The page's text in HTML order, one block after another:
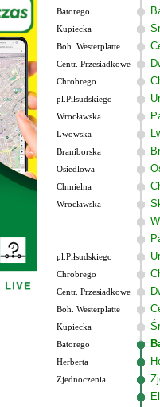
Batorego
Kupiecka
Boh. Westerplatte
Centr. Przesiadkowe
Chrobrego
pl.Piłsudskiego
Wrocławska
Lwowska
Braniborska
Osiedlowa
Chmielna
Wrocławska
pl.Piłsudskiego
Chrobrego
Centr. Przesiadkowe
Boh. Westerplatte
Kupiecka
Batorego
Herberta
Zjednoczenia